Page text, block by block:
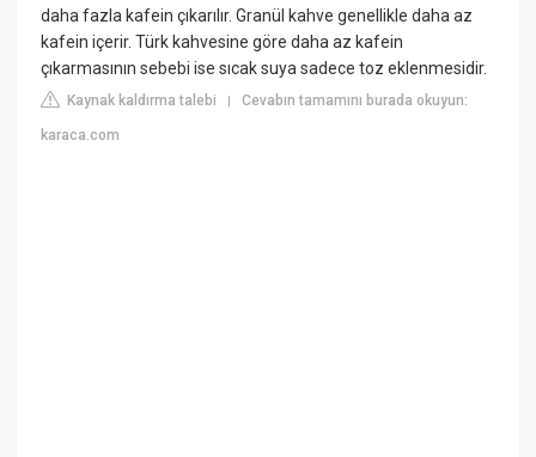
daha fazla kafein çıkarılır. Granül kahve genellikle daha az
kafein içerir. Türk kahvesine göre daha az kafein
çıkarmasının sebebi ise sıcak suya sadece toz eklenmesidir.
Kaynak kaldırma talebi |Cevabın tamamını burada okuyun:
karaca.com